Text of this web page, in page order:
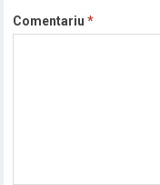
Comentariu*